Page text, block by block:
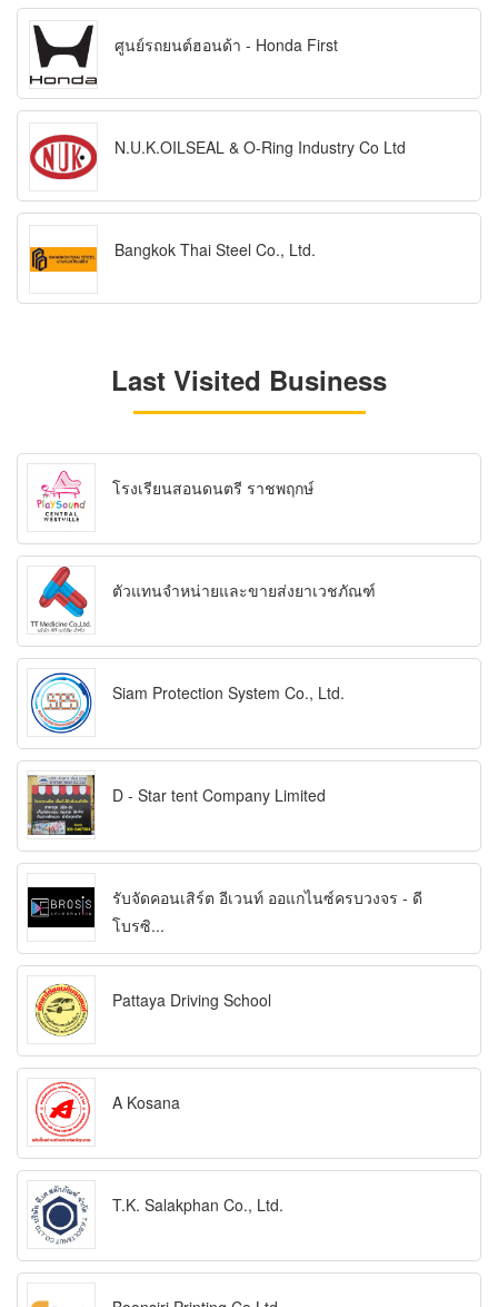
ศูนย์รถยนต์ฮอนด้า - Honda First
N.U.K.OILSEAL & O-Ring Industry Co Ltd
Bangkok Thai Steel Co., Ltd.
Last Visited Business
โรงเรียนสอนดนตรี ราชพฤกษ์
ตัวแทนจำหน่ายและขายส่งยาเวชภัณฑ์
Siam Protection System Co., Ltd.
D - Star tent Company Limited
รับจัดคอนเสิร์ต อีเวนท์ ออแกไนซ์ครบวงจร - ดี
โบรซิ...
Pattaya Driving School
A Kosana
T.K. Salakphan Co., Ltd.